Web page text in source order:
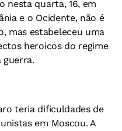
nesta quarta, 16, em
e o Ocidente, não é
mas estabeleceu uma
heroicos do regime
teria dificuldades de
em Moscou. A